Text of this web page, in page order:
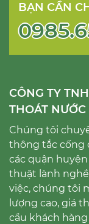
BẠN CẦN
CÔNG TY
THOÁT
Chúng tôi
thông tắc cống
các quận
thuật lành
việc, chúng tôi
lượng cao, giá
cầu khách hàng